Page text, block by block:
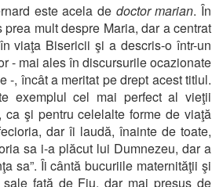
este acela de doctor marian. În
mult despre Maria, dar a centrat
viaţa Bisericii şi a descris-o într-un
- mai ales în discursurile ocazionate
-, încât a meritat pe drept acest titlul.
exemplul cel mai perfect al vieţii
ca şi pentru celelalte forme de viaţă
dar îi laudă, înainte de toate,
sa i-a plăcut lui Dumnezeu, dar a
sa”. Îi cântă bucuriile maternităţii şi
sale faţă de Fiu, dar mai presus de